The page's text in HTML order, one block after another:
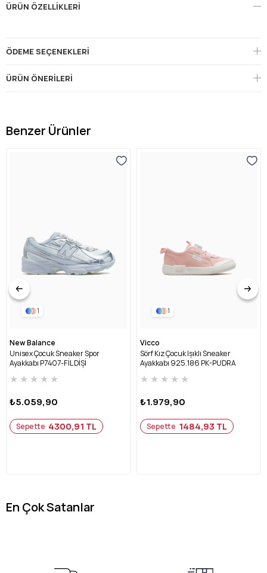
ÜRÜN ÖZELLIKLERI
ÖDEME SEÇENEKLERI
ÜRÜN ÖNERILERI
Benzer Ürünler
1
New Balance
Unisex Çocuk Sneaker Spor
Ayakkabı P7407-FİL DİŞİ
★ ★ ★ ★ ★
₺5.059,90
Sepette 4300,91 TL
1
Vicco
Sörf Kız Çocuk Işıklı Sneaker
Ayakkabı 925.186 PK-PUDRA
★ ★ ★ ★ ★
₺1.979,90
Sepette 1484,93 TL
En Çok Satanlar